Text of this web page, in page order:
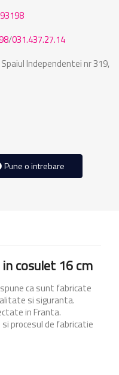
/031.437.27.14
Independentei nr 319,
Pune o intrebare
cosulet 16 cm
ca sunt fabricate
si siguranta.
in Franta.
procesul de fabricatie